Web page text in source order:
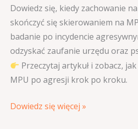
Dowiedz się, kiedy zachowanie
skończyć się skierowaniem na
badanie po incydencie
odzyskać zaufanie urzędu oraz
Przeczytaj artykuł i zobacz,
MPU po agresji krok po kroku.
Dowiedz się więcej »